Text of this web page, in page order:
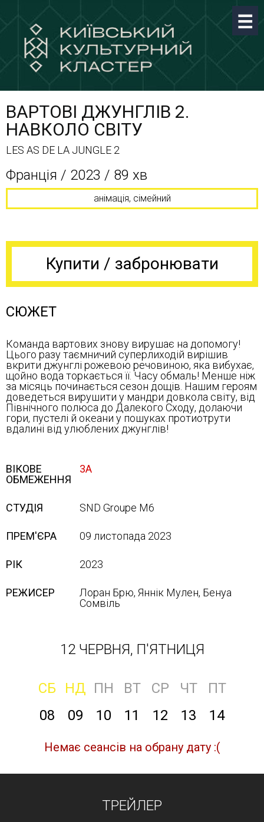
ВАРТОВІ ДЖУНГЛІВ 2.
НАВКОЛО СВІТУ
LES AS DE LA JUNGLE 2
Франція / 2023 / 89 хв
анімація, сімейний
Купити / забронювати
СЮЖЕТ
Команда вартових знову вирушає на допомогу!
Цього разу таємничий суперлиходій вирішив
вкрити джунглі рожевою речовиною, яка вибухає,
щойно вода торкається її. Часу обмаль! Менше ніж
за місяць починається сезон дощів. Нашим героям
доведеться вирушити у мандри довкола світу, від
Північного полюса до Далекого Сходу, долаючи
гори, пустелі й океани у пошуках протиотрути
вдалині від улюблених джунглів!
ВІКОВЕ
ОБМЕЖЕННЯ
3А
СТУДІЯ SND Groupe M6
ПРЕМ'ЄРА 09 листопада 2023
РІК 2023
РЕЖИСЕР
Лоран Брю, Яннік Мулен, Бенуа
Сомвіль
12 ЧЕРВНЯ, П'ЯТНИЦЯ
СБ НД ПН ВТ СР ЧТ
ПТ
08
09 10 11 12 13 14
Немає сеансів на обрану дату :(
ТРЕЙЛЕР